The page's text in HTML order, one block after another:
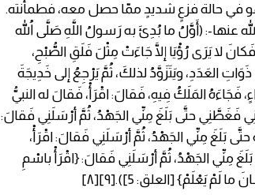
في حالة فزعٍ شديدٍ ممّا حصل معه، فطمأنته.
عنها-: (أَوَّلُ ما بُدِئَ به رَسولُ اللَّهِ صَلَّى اللهُ
لا يَرَى رُؤْيَا إلَّا جَاءَتْ مِثْلَ فَلَقِ الصُّبْحِ،
ذَوَاتِ العَدَدِ، ويَتَزَوَّدُ لذلكَ، ثُمَّ يَرْجِعُ إلى خَدِيجَةَ
فَجَاءَهُ المَلَكُ فِيهِ، فَقالَ: اقْرَأْ، فَقالَ له النبيُّ
فَغَطَّنِي حتَّى بَلَغَ مِنِّي الجَهْدُ، ثُمَّ أرْسَلَنِي فَقالَ:
حتَّى بَلَغَ مِنِّي الجَهْدُ، ثُمَّ أرْسَلَنِي فَقالَ: اقْرَأْ،
مِنِّي الجَهْدُ، ثُمَّ أرْسَلَنِي فَقالَ: {اقْرَأْ باسْمِ